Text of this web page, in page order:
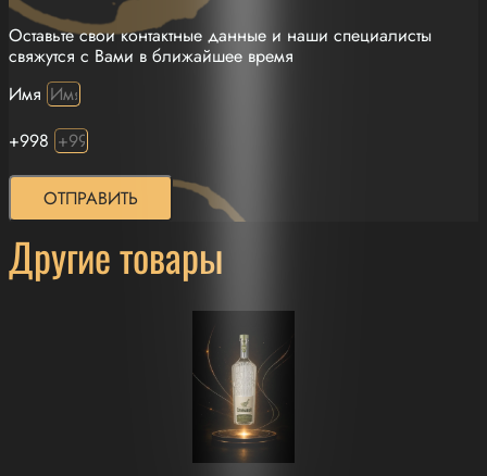
Оставьте свои контактные данные и наши специалисты
свяжутся с Вами в ближайшее время
Имя
+998
ОТПРАВИТЬ
Другие товары